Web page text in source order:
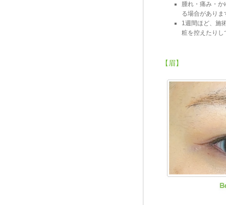
腫れ・痛み・
る場合がありま
1週間ほど、施
粧を控えたりし
【眉】